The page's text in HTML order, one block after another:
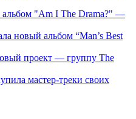
альбом "Am I The Drama?" —
новый альбом “Man’s Best
проект — группу The
мастер-треки своих